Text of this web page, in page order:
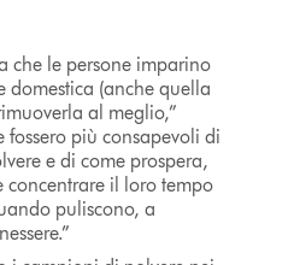
che le persone imparino
domestica (anche quella
al meglio,”
fossero più consapevoli di
e di come prospera,
concentrare il loro tempo
puliscono, a